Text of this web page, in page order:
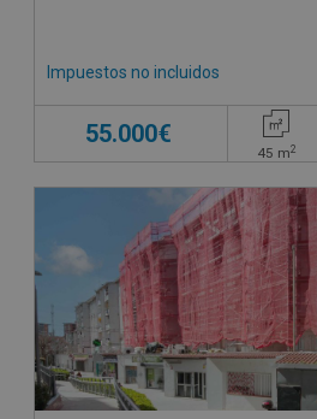
Impuestos no incluidos
55.000€
45 m2
VPO
CONDICIONES ESPECIALES